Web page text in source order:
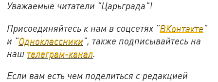
Уважаемые читатели "Царьграда"!
Присоединяйтесь к нам в соцсетях "ВКонтакте"
и "Одноклассники", также подписывайтесь на
наш телеграм-канал
Если вам есть чем поделиться с редакцией